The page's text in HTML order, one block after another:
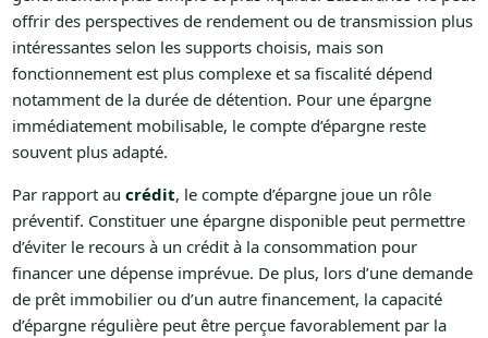
offrir des perspectives de rendement ou de transmission plus
intéressantes selon les supports choisis, mais son
fonctionnement est plus complexe et sa fiscalité dépend
notamment de la durée de détention. Pour une épargne
immédiatement mobilisable, le compte d’épargne reste
souvent plus adapté.
Par rapport au crédit, le compte d’épargne joue un rôle
préventif. Constituer une épargne disponible peut permettre
d’éviter le recours à un crédit à la consommation pour
financer une dépense imprévue. De plus, lors d’une demande
de prêt immobilier ou d’un autre financement, la capacité
d’épargne régulière peut être perçue favorablement par la